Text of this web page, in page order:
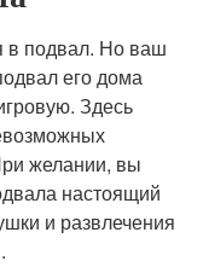
в подвал. Но ваш
его дома
Здесь
желании, вы
настоящий
и развлечения